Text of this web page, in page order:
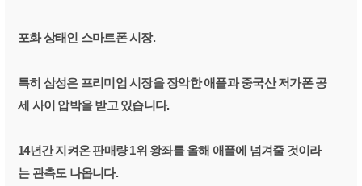
포화 상태인 스마트폰 시장.
특히 삼성은 프리미엄 시장을 장악한 애플과 중국산 저가폰 공
세 사이 압박을 받고 있습니다.
14년간 지켜온 판매량 1위 왕좌를 올해 애플에 넘겨줄 것이라
는 관측도 나옵니다.